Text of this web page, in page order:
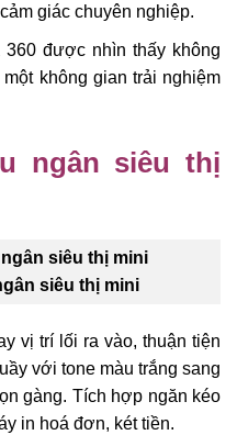
giác chuyên nghiệp.
được nhìn thấy không
không gian trải nghiệm
ngân siêu thị
siêu thị mini
vị trí lối ra vào, thuận tiện
với tone màu trắng sang
gàng. Tích hợp ngăn kéo
in hoá đơn, két tiền.